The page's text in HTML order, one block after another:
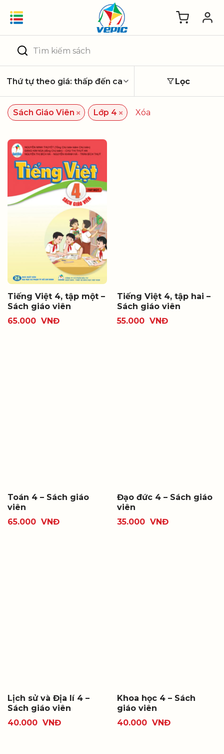
Tìm
kiếm:
Lọc
Sách Giáo Viên × Lớp 4 × Xóa
Tiếng Việt 4, tập một –
Sách giáo viên
65.000 VNĐ
Tiếng Việt 4, tập hai –
Sách giáo viên
55.000 VNĐ
Toán 4 – Sách giáo
viên
65.000 VNĐ
Đạo đức 4 – Sách giáo
viên
35.000 VNĐ
Lịch sử và Địa lí 4 –
Sách giáo viên
40.000 VNĐ
Khoa học 4 – Sách
giáo viên
40.000 VNĐ